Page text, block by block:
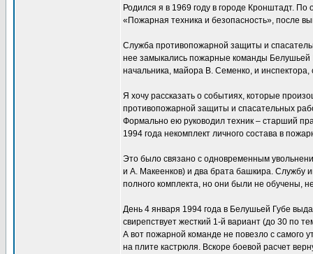
Родился я в 1969 году в городе Кронштадт.
«Пожарная техника и безопасность», после
Служба противопожарной защиты и
нее замыкались пожарные команды Белушьей
начальника, майора В. Семенко, и
Я хочу рассказать о событиях, которые
противопожарной защиты и спасательных
Формально ею руководил техник – старший
1994 года некомплект личного состава в
Это было связано с одновременным
и А. Макеенков) и два брата башкира. Службу
полного комплекта, но они были не обучены,
День 4 января 1994 года в Белушьей Губе
свирепствует жесткий 1-й вариант (до 30 по
А вот пожарной команде не повезло с самого
на плите кастрюля. Вскоре боевой расчет